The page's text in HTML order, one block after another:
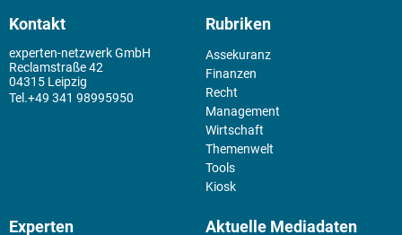
Kontakt
experten-netzwerk GmbH
Reclamstraße 42
04315 Leipzig
+49 341 98995950
Rubriken
Assekuranz
Finanzen
Recht
Management
Wirtschaft
Themenwelt
Tools
Kiosk
Experten Aktuelle Mediadaten